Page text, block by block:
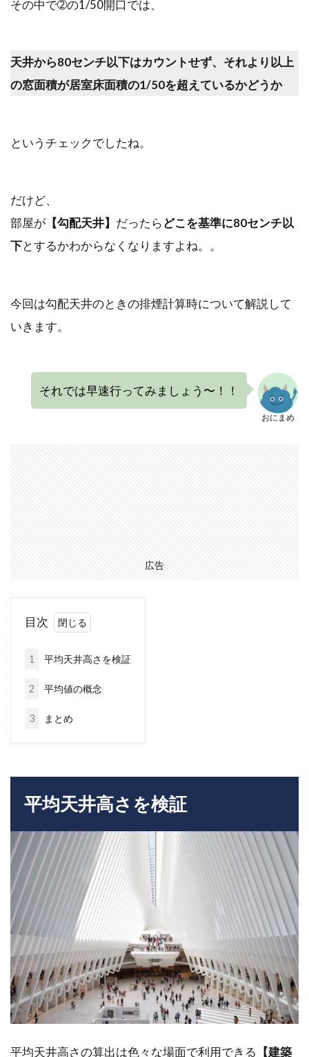
その中で➁の1/50開口では、
天井から80センチ以下はカウントせず、それより以上
の窓面積が居室床面積の1/50を超えているかどうか
というチェックでしたね。
だけど、
部屋が 【勾配天井】 だったらどこを基準に80センチ以
下とするかわからなくなりますよね。。
今回は勾配天井のときの排煙計算時について解説して
いきます。
おにまめ
それでは早速行ってみましょう〜！！
広告
目次
1 平均天井高さを検証
2 平均値の概念
3 まとめ
平均天井高さを検証
平均天井高さの算出は色々な場面で利用できる 【建築